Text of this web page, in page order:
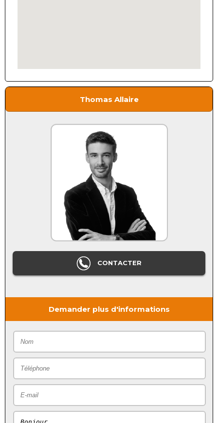
Thomas Allaire
CONTACTER
Demander plus d'informations